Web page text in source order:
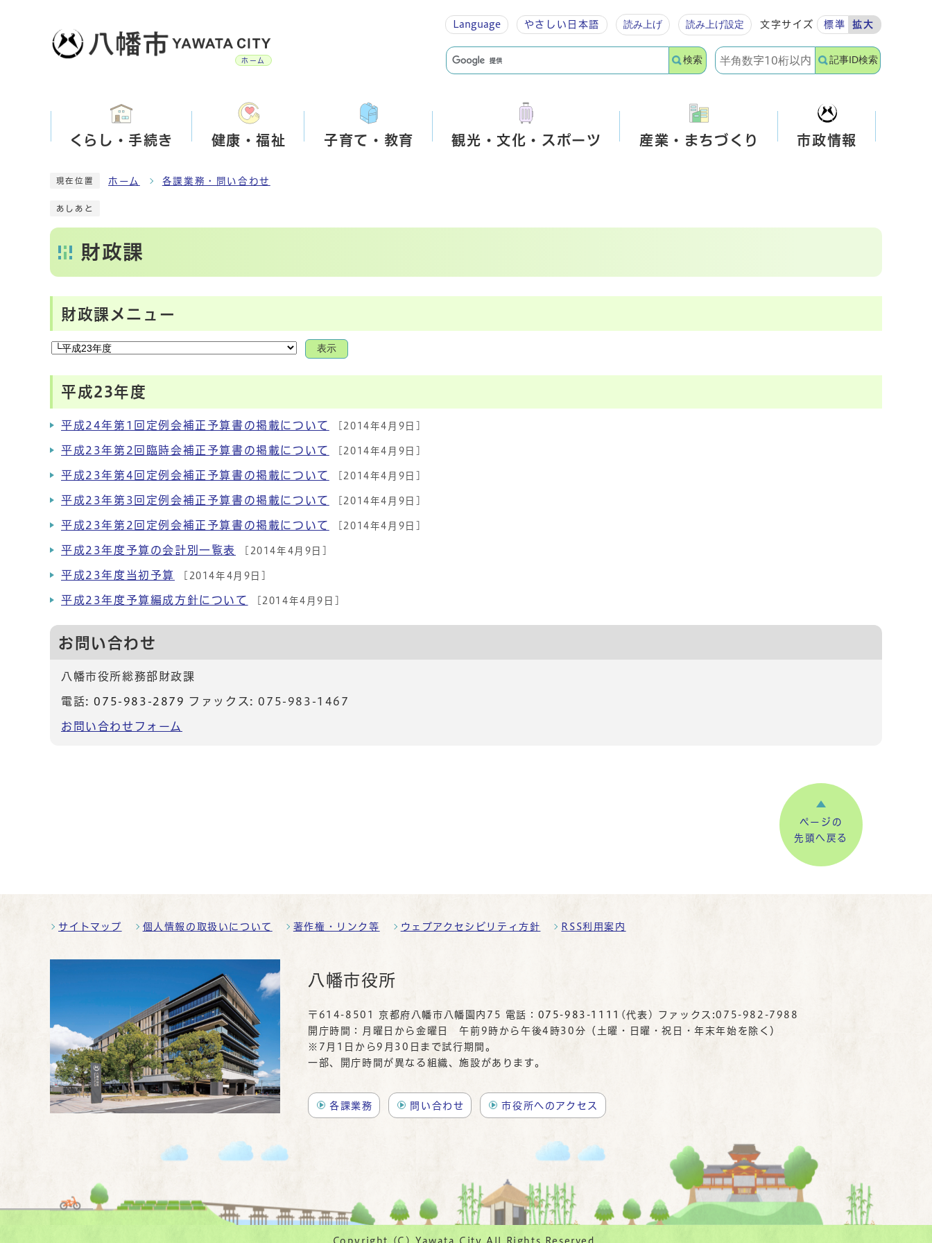
ホーム
Language やさしい 日本語 読み上げ 読み上げ設定 文字サイズ 標準 拡大
検索 記事ID検索
くらし・手続き 健康・福祉 子育て・教育 観光・文化・スポーツ 産業・まちづくり 市政情報
現在位置 ホーム 各課業務・問い合わせ
あしあと
財政課
財政課メニュー
表示
平成23年度
平成24年第1回定例会補正予算書の掲載について [2014年4月9日]
平成23年第2回臨時会補正予算書の掲載について [2014年4月9日]
平成23年第4回定例会補正予算書の掲載について [2014年4月9日]
平成23年第3回定例会補正予算書の掲載について [2014年4月9日]
平成23年第2回定例会補正予算書の掲載について [2014年4月9日]
平成23年度予算の会計別一覧表 [2014年4月9日]
平成23年度当初予算 [2014年4月9日]
平成23年度予算編成方針について [2014年4月9日]
お問い合わせ
八幡市役所総務部財政課
電話:075-983-2879 ファックス: 075-983-1467
お問い合わせフォーム
ページの
先頭へ戻る
サイトマップ 個人情報の取扱いについて 著作権・リンク等 ウェブアクセシビリティ方針 RSS利用案内
八幡市役所
〒614-8501 京都府八幡市八幡園内75 電話： 075-983-1111
(代表) ファックス:075-982-7988
開庁時間：月曜日から金曜日 午前9時から午後4時30分（土曜・日曜・祝日・年末年始を除く）
※7月1日から9月30日まで試行期間。
一部、開庁時間が異なる組織、施設があります。
各課業務 問い合わせ 市役所へのアクセス
Copyright (C) Yawata City All Rights Reserved.